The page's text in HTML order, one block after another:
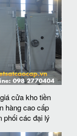
cửa kho tiền
hàng cao cấp
phối các đại lý